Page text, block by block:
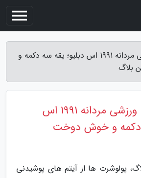
آنالیز پولوشرت ورزشی مردانه 1991 اس دبلیو؛ یقه سه دکمه و
بلاگ
آنالیز پولوشرت ورزشی مردانه 1991 اس
دکمه و خوش دوخت
پولوشرت ها از آیتم های پوشیدنی